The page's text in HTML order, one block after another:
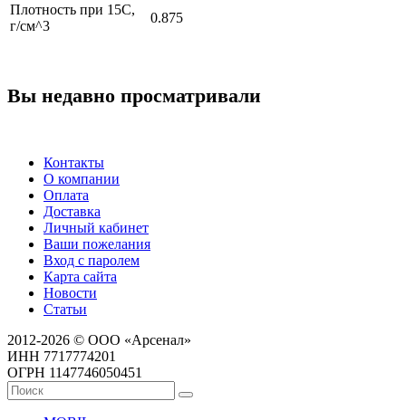
Плотность при 15С,
г/см^3
0.875
Вы недавно просматривали
Контакты
О компании
Оплата
Доставка
Личный кабинет
Ваши пожелания
Вход с паролем
Карта сайта
Новости
Статьи
2012-2026 © ООО «Арсенал»
ИНН 7717774201
ОГРН 1147746050451